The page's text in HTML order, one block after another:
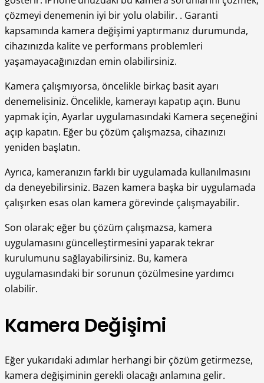
çözmeyi denemenin iyi bir yolu olabilir. . Garanti
kapsamında kamera değişimi yaptırmanız durumunda,
cihazınızda kalite ve performans problemleri
yaşamayacağınızdan emin olabilirsiniz.
Kamera çalışmıyorsa, öncelikle birkaç basit ayarı
denemelisiniz. Öncelikle, kamerayı kapatıp açın. Bunu
yapmak için, Ayarlar uygulamasındaki Kamera seçeneğini
açıp kapatın. Eğer bu çözüm çalışmazsa, cihazınızı
yeniden başlatın.
Ayrıca, kameranızın farklı bir uygulamada kullanılmasını
da deneyebilirsiniz. Bazen kamera başka bir uygulamada
çalışırken esas olan kamera görevinde çalışmayabilir.
Son olarak; eğer bu çözüm çalışmazsa, kamera
uygulamasını güncelleştirmesini yaparak tekrar
kurulumunu sağlayabilirsiniz. Bu, kamera
uygulamasındaki bir sorunun çözülmesine yardımcı
olabilir.
Kamera Değişimi
Eğer yukarıdaki adımlar herhangi bir çözüm getirmezse,
kamera değişiminin gerekli olacağı anlamına gelir.